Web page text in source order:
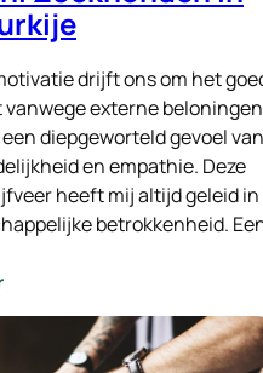
drijft ons om het
vanwege externe
diepgeworteld gevoel van
en empathie. Deze
heeft mij altijd geleid in
betrokkenheid.
:
De